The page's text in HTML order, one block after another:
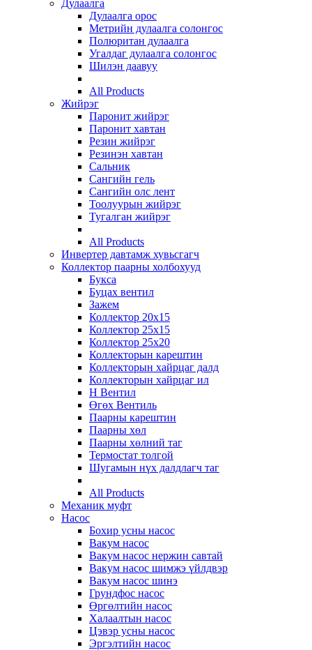
Дулаалга
Дулаалга орос
Метрийн дулаалга солонгос
Полюритан дулаалга
Угалдаг дулаалга солонгос
Шилэн даавуу
All Products
Жийрэг
Паронит жийрэг
Паронит хавтан
Резин жийрэг
Резинэн хавтан
Сальник
Сангийн гель
Сангийн олс лент
Тоолуурын жийрэг
Тугалган жийрэг
All Products
Инвертер давтамж хувьсгагч
Коллектор паарны холбохууд
Букса
Буцах вентил
Зажем
Коллектор 20х15
Коллектор 25х15
Коллектор 25х20
Коллекторын карештин
Коллекторын хайрцаг далд
Коллекторын хайрцаг ил
Н Вентил
Өгөх Вентиль
Паарны карештин
Паарны хөл
Паарны хөлний таг
Термостат толгой
Шугамын нүх далдлагч таг
All Products
Механик муфт
Насос
Бохир усны насос
Вакум насос
Вакум насос нержин савтай
Вакум насос шимжэ үйлдвэр
Вакум насос шинэ
Грундфос насос
Өргөлтийн насос
Халаалтын насос
Цэвэр усны насос
Эргэлтийн насос